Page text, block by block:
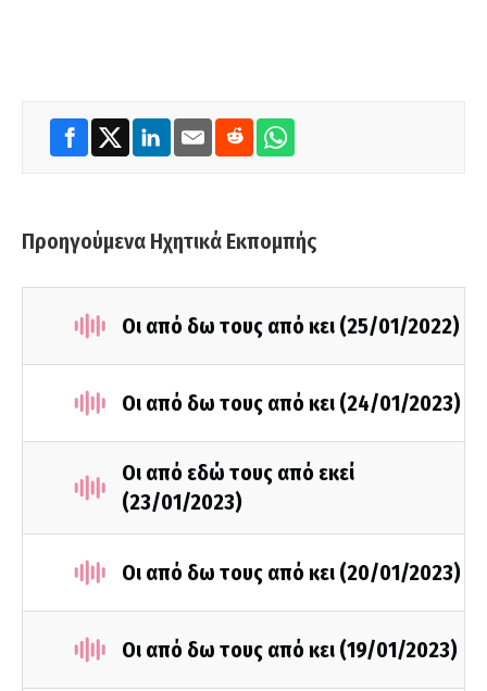
Προηγούμενα Ηχητικά Εκπομπής
Οι από δω τους από κει (25/01/2022)
Οι από δω τους από κει (24/01/2023)
Οι από εδώ τους από εκεί
(23/01/2023)
Οι από δω τους από κει (20/01/2023)
Οι από δω τους από κει (19/01/2023)